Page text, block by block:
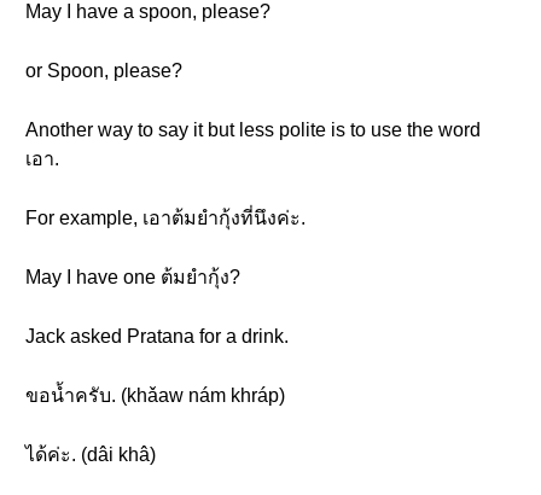
May I have a spoon, please?
or Spoon, please?
Another way to say it but less polite is to use the word
เอา.
For example, เอาต้มยำกุ้งที่นึงค่ะ.
May I have one ต้มยำกุ้ง?
Jack asked Pratana for a drink.
ขอน้ำครับ. (khǎaw nám khráp)
ได้ค่ะ. (dâi khâ)